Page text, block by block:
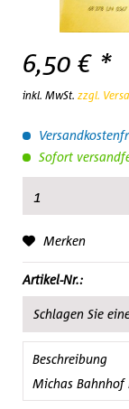
6,50 € *
inkl. MwSt. zzgl.
Sofort
Merken
Artikel-Nr.:
Schlagen Sie
Beschreibung
Michas